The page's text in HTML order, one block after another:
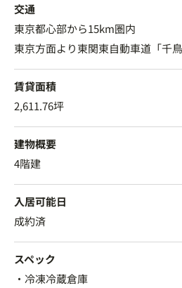
交通
東京都心部から15km圏内
東京方面より東関東自動車道「千
賃貸面積
2,611.76坪
建物概要
4階建
入居可能日
成約済
スペック
・冷凍冷蔵倉庫